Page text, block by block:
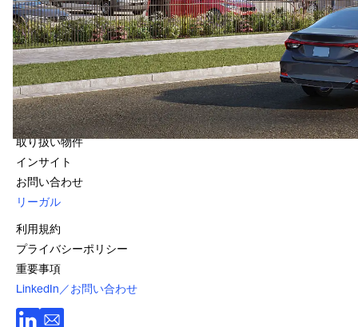
Level 16, 25 Bligh Street
Sydney, NSW 2000
1800 966 021
クイック・リンク
会社情報
ファンド
取り扱い物件
インサイト
お問い合わせ
リーガル
利用規約
プライバシーポリシー
重要事項
LinkedIn／お問い合わせ